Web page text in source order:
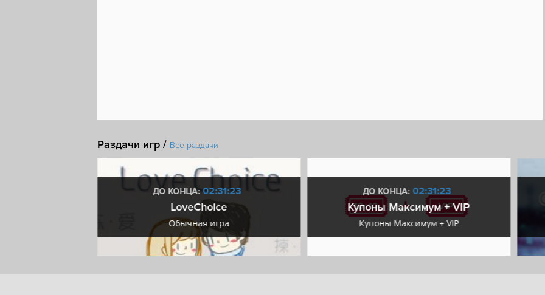
Раздачи игр / Все раздачи
ДО КОНЦА: 02:31:22
LoveChoice
Обычная игра
ДО КОНЦА:02:31:22
Купоны Максимум + VIP
Купоны Максимум + VIP